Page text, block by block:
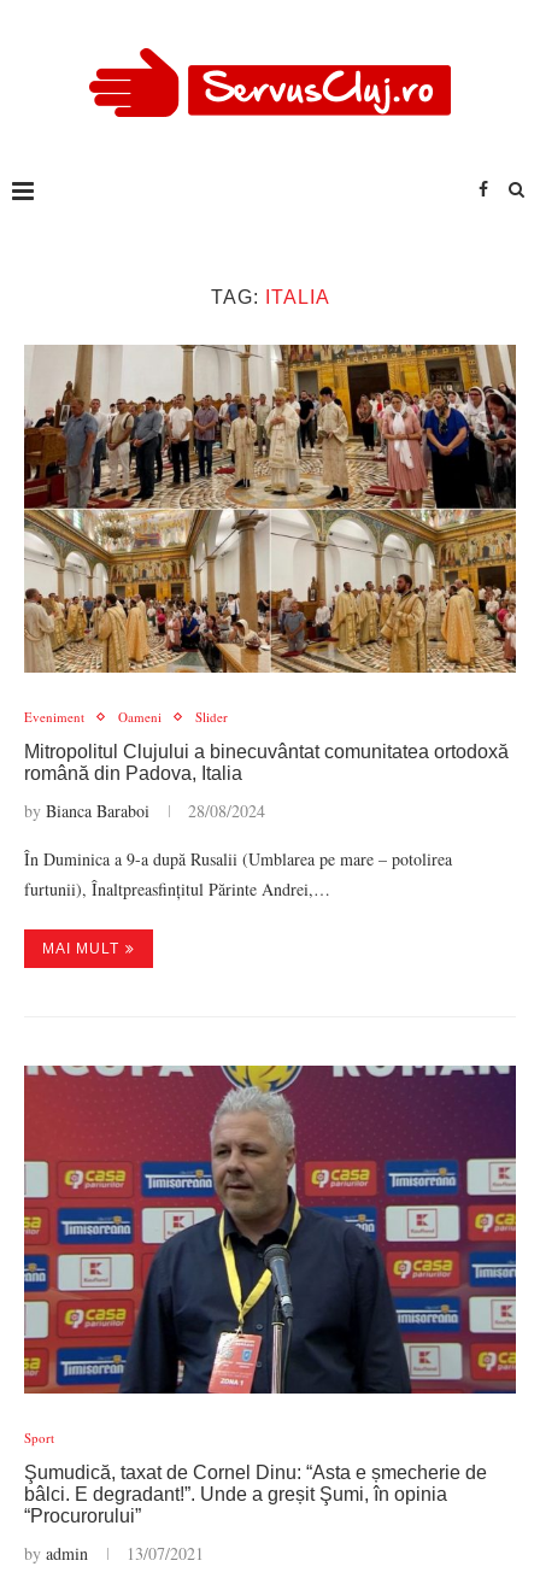
TAG: ITALIA
Eveniment Oameni Slider
Mitropolitul Clujului a binecuvântat comunitatea ortodoxă
română din Padova, Italia
by Bianca Baraboi 28/08/2024
În Duminica a 9-a după Rusalii (Umblarea pe mare – potolirea
furtunii), Înaltpreasfințitul Părinte Andrei,…
MAI MULT
Sport
Şumudică, taxat de Cornel Dinu: “Asta e șmecherie de
bâlci. E degradant!”. Unde a greșit Şumi, în opinia
“Procurorului”
by admin 13/07/2021